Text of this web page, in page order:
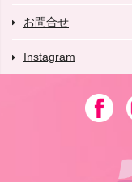
お問合せ
Instagram